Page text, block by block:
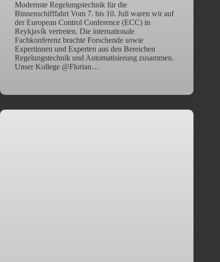
Modernste Regelungstechnik für die
Binnenschifffahrt Vom 7. bis 10. Juli waren wir auf
der European Control Conference (ECC) in
Reykjavík vertreten. Die internationale
Fachkonferenz brachte Forschende sowie
Expertinnen und Experten aus den Bereichen
Regelungstechnik und Automatisierung zusammen.
Unser Kollege @Florian…